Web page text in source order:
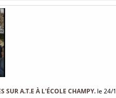
SUR A.T.E À L'ÉCOLE CHAMPY. le 24/